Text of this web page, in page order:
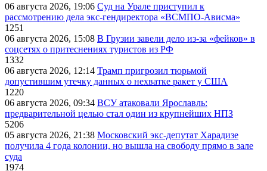
06 августа 2026, 19:06 Суд на Урале приступил к
рассмотрению дела экс-гендиректора «ВСМПО-Ависма»
1251
06 августа 2026, 15:08 В Грузии завели дело из-за «фейков» в
соцсетях о притеснениях туристов из РФ
1332
06 августа 2026, 12:14 Трамп пригрозил тюрьмой
допустившим утечку данных о нехватке ракет у США
1220
06 августа 2026, 09:34 ВСУ атаковали Ярославль:
предварительной целью стал один из крупнейших НПЗ
5206
05 августа 2026, 21:38 Московский экс-депутат Харадизе
получила 4 года колонии, но вышла на свободу прямо в зале
суда
1974